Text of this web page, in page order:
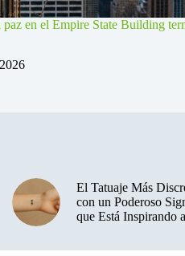
paz en el Empire State Building
El Tatuaje Más
con un Poderoso
que Está Inspirando